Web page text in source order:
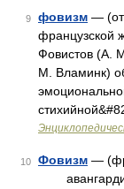
9 фовизм — (от
французской
Фовистов (А.
М. Вламинк)
10 Фовизм —